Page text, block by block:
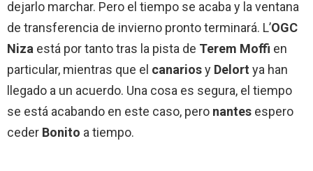
dejarlo marchar. Pero el tiempo se acaba y la ventana
de transferencia de invierno pronto terminará. L’OGC
Niza está por tanto tras la pista de Terem Moffi en
particular, mientras que el canariosy Delort ya han
llegado a un acuerdo. Una cosa es segura, el tiempo
se está acabando en este caso, pero nantes espero
ceder Bonito a tiempo.